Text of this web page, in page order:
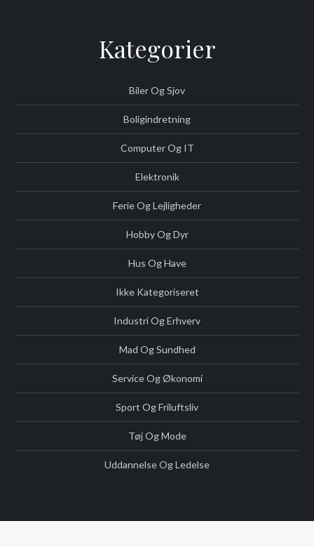
Kategorier
Biler Og Sjov
Boligindretning
Computer Og IT
Elektronik
Ferie Og Lejligheder
Hobby Og Dyr
Hus Og Have
Ikke Kategoriseret
Industri Og Erhverv
Mad Og Sundhed
Service Og Økonomi
Sport Og Friluftsliv
Tøj Og Mode
Uddannelse Og Ledelse